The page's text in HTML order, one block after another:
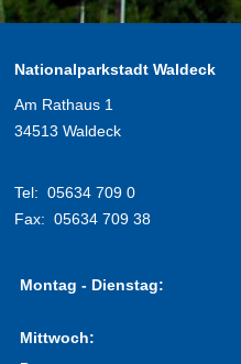
Nationalparkstadt Waldeck
Am Rathaus 1
34513 Waldeck
Tel: 05634 709 0
Fax: 05634 709 38
Montag - Dienstag:
Mittwoch: